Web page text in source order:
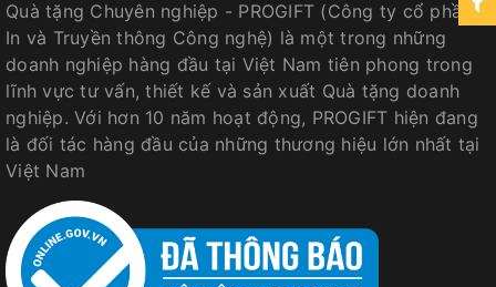
Quà tặng Chuyên nghiệp - PROGIFT (Công ty cổ phần
In và Truyền thông Công nghệ) là một trong những
doanh nghiệp hàng đầu tại Việt Nam tiên phong trong
lĩnh vực tư vấn, thiết kế và sản xuất Quà tặng doanh
nghiệp. Với hơn 10 năm hoạt động, PROGIFT hiện đang
là đối tác hàng đầu của những thương hiệu lớn nhất tại
Việt Nam